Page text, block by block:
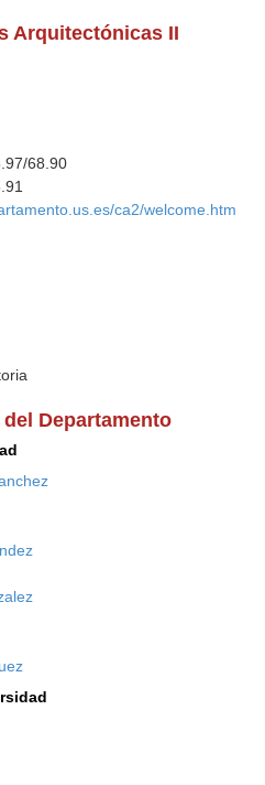
Arquitectónicas II
68.90
ca2/welcome.htm
Departamento